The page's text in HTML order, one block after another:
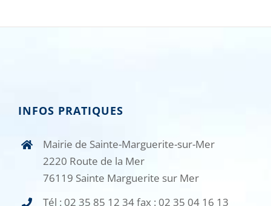
INFOS PRATIQUES
Mairie de Sainte-Marguerite-sur-Mer
2220 Route de la Mer
76119 Sainte Marguerite sur Mer
Tél : 02 35 85 12 34 fax : 02 35 04 16 13